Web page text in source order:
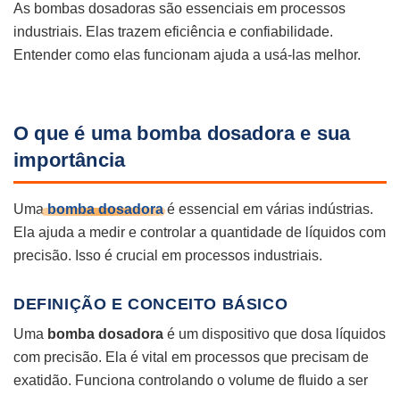
As bombas dosadoras são essenciais em processos
industriais. Elas trazem eficiência e confiabilidade.
Entender como elas funcionam ajuda a usá-las melhor.
O que é uma bomba dosadora e sua
importância
Uma bomba dosadoraé essencial em várias indústrias.
Ela ajuda a medir e controlar a quantidade de líquidos com
precisão. Isso é crucial em processos industriais.
DEFINIÇÃO E CONCEITO BÁSICO
Uma bomba dosadora é um dispositivo que dosa líquidos
com precisão. Ela é vital em processos que precisam de
exatidão. Funciona controlando o volume de fluido a ser